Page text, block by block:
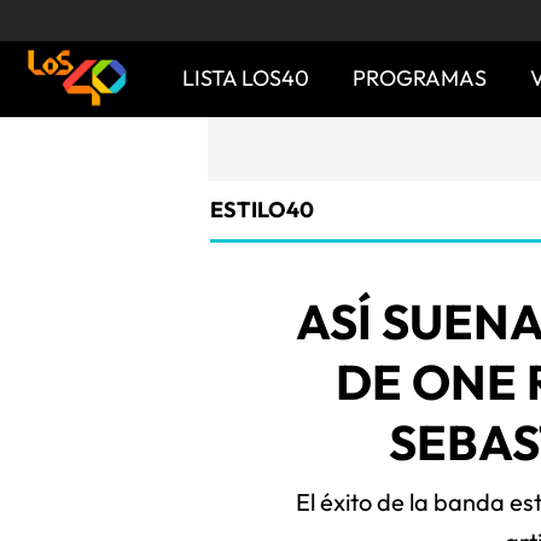
LISTA LOS40 PROGRAMAS
ESTILO40
ASÍ
DE ONE
El éxito de la banda